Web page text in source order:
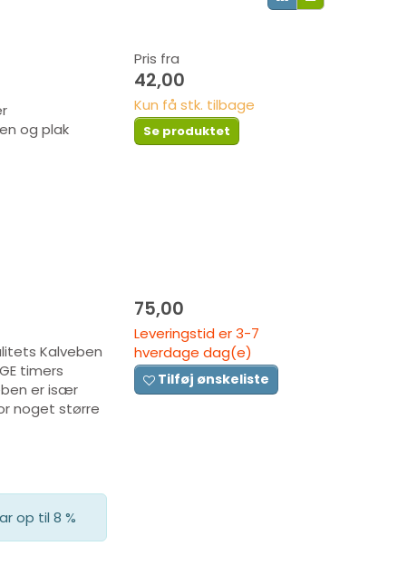
og plak
Pris fra
42,00
Kun få stk. tilbage
Se produktet
Kalveben
timers
er især
noget større
op til 8 %
75,00
Leveringstid er 3-7
hverdage dag(e)
Tilføj ønskeliste